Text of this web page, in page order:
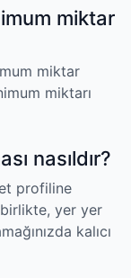
miktar
miktar
miktarı
nasıldır?
profiline
yer yer
kalıcı